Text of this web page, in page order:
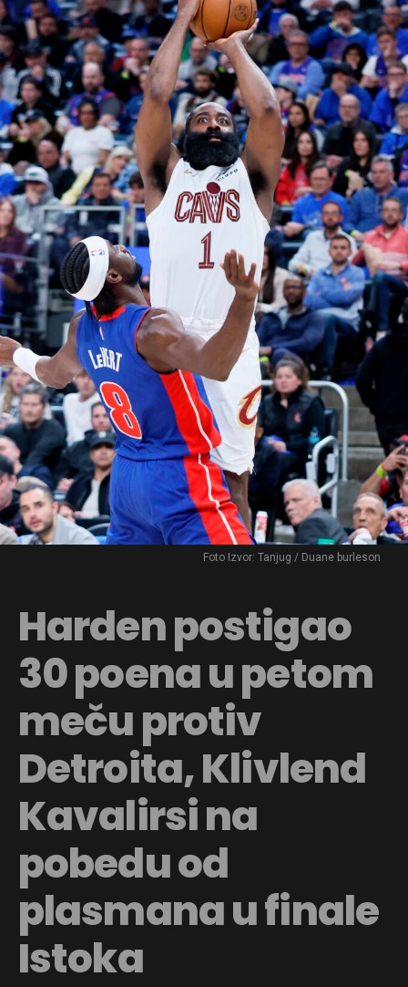
Foto Izvor: Tanjug / Duane burleson
Harden postigao
30 poena u petom
meču protiv
Detroita, Klivlend
Kavalirsi na
pobedu od
plasmana u finale
Istoka